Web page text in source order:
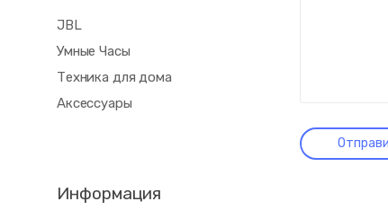
JBL
Умные Часы
Техника для дома
Аксессуары
Информация